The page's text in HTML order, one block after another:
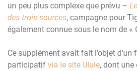
un peu plus complexe que prévu –
des trois sources, campagne pour
également connue sous le nom de «
Ce supplément avait fait l’objet d’un
participatif via le site Ulule, dont une